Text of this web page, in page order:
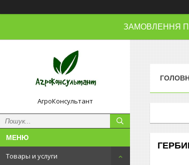
ЗАМОВЛЕННЯ
АгроКонсультант
Товары и услуги